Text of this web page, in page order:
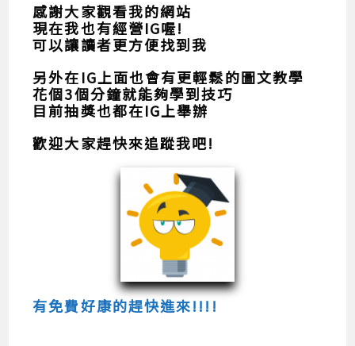
感謝大家觀看我的網站
現在我也有經營IG喔!
可以讓讀者更方便找到我
另外在IG上面也會有更輕鬆的圖文教學
花個3個分鐘就能夠學到技巧
目前抽獎也都在IG上舉辦
歡迎大家趕快來追蹤我吧!
有免費好康的趕快進來!!!!